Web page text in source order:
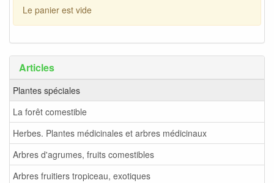
Le panier est vide
Articles
Plantes spéciales
La forêt comestible
Herbes. Plantes médicinales et arbres médicinaux
Arbres d'agrumes, fruits comestibles
Arbres fruitiers tropiceau, exotiques